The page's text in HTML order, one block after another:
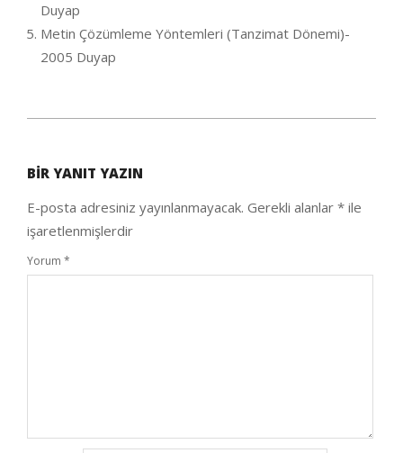
Duyap
Metin Çözümleme Yöntemleri (Tanzimat Dönemi)-
2005 Duyap
04
BIR YANIT YAZIN
E-posta adresiniz yayınlanmayacak. Gerekli alanlar * ile
işaretlenmişlerdir
Yorum *